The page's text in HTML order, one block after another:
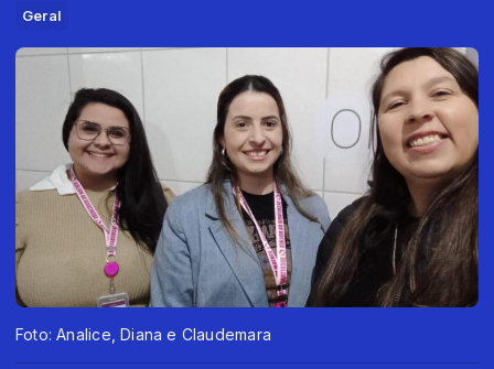
Geral
Foto: Analice, Diana e Claudemara